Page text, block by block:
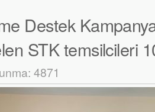
Destek
STK temsilcileri
4871